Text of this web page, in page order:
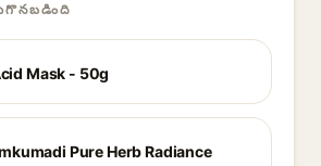
Mask - 50g
Pure Herb Radiance